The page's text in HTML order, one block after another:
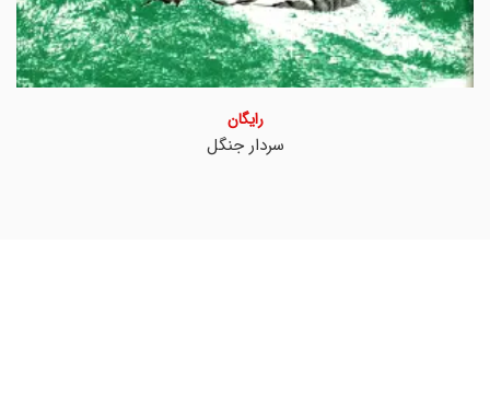
سردار جنگل
رایگان